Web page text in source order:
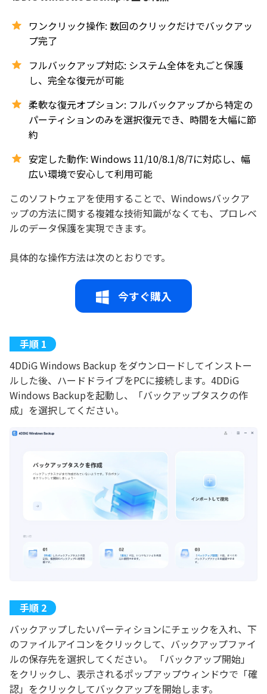
ワンクリック操作: 数回のクリックだけでバックアッ
プ完了
フルバックアップ対応: システム全体を丸ごと保護
し、完全な復元が可能
柔軟な復元オプション: フルバックアップから特定の
パーティションのみを選択復元でき、時間を大幅に節
約
安定した動作: Windows 11/10/8.1/8/7に対応し、幅
広い環境で安心して利用可能
このソフトウェアを使用することで、Windowsバックア
ップの方法に関する複雑な技術知識がなくても、プロレベ
ルのデータ保護を実現できます。
具体的な操作方法は次のとおりです。
今すぐ購入
4DDiG Windows Backup をダウンロードしてインストー
ルした後、ハードドライブをPCに接続します。4DDiG
Windows Backupを起動し、「バックアップタスクの作
成」を選択してください。
バックアップしたいパーティションにチェックを入れ、下
のファイルアイコンをクリックして、バックアップファイ
ルの保存先を選択してください。 「バックアップ開始」
をクリックし、表示されるポップアップウィンドウで「確
認」をクリックしてバックアップを開始します。